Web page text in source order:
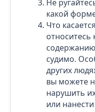
Не
какой
Что
относитесь
судимо.
других
вы можете
нарушить
или